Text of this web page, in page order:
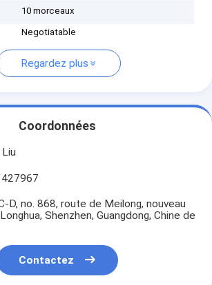
10 morceaux
Negotiatable
Regardez plus
Coordonnées
D, no. 868, route de Meilong, nouveau
Shenzhen, Guangdong, Chine de
Contactez